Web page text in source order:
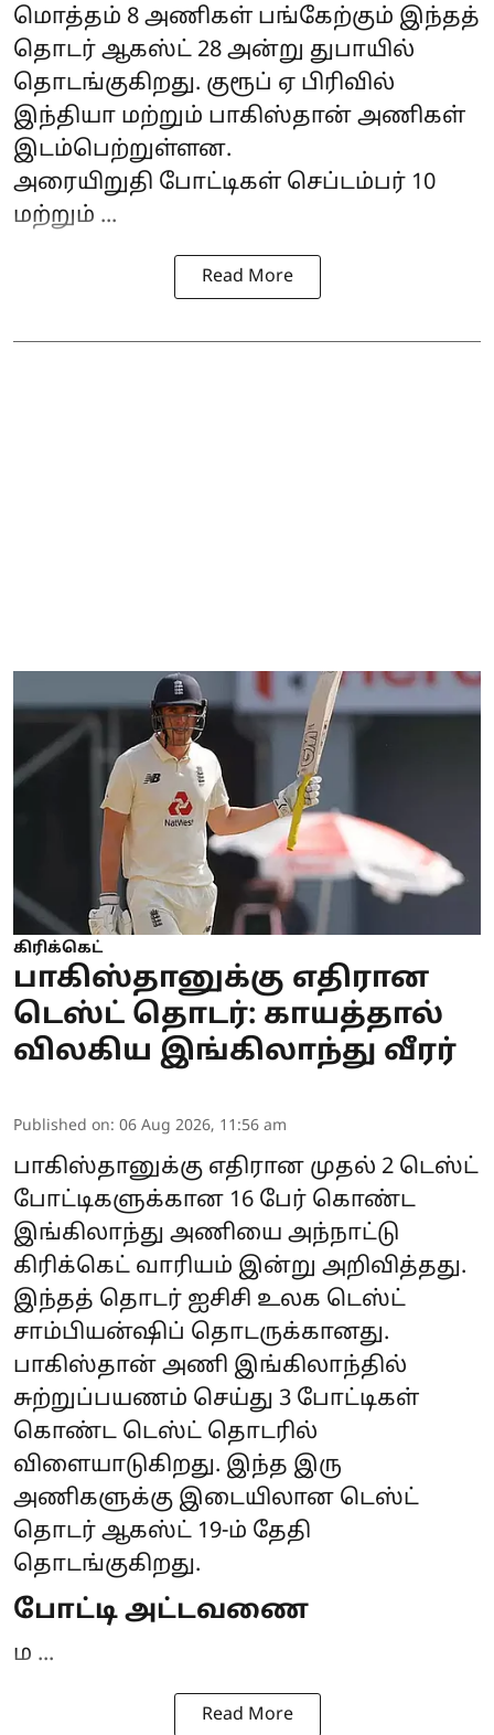
மொத்தம் 8 அணிகள் பங்கேற்கும் இந்தத்
தொடர் ஆகஸ்ட் 28 அன்று துபாயில்
தொடங்குகிறது. குரூப் ஏ பிரிவில்
இந்தியா மற்றும் பாகிஸ்தான் அணிகள்
இடம்பெற்றுள்ளன.
அரையிறுதி போட்டிகள் செப்டம்பர் 10
மற்றும் ...
Read More
கிரிக்கெட்
பாகிஸ்தானுக்கு எதிரான
டெஸ்ட் தொடர்: காயத்தால்
விலகிய இங்கிலாந்து வீரர்
Published on: 06 Aug 2026, 11:56 am
பாகிஸ்தானுக்கு எதிரான முதல் 2 டெஸ்ட்
போட்டிகளுக்கான 16 பேர் கொண்ட
இங்கிலாந்து அணியை அந்நாட்டு
கிரிக்கெட் வாரியம் இன்று அறிவித்தது.
இந்தத் தொடர் ஐசிசி உலக டெஸ்ட்
சாம்பியன்ஷிப் தொடருக்கானது.
பாகிஸ்தான் அணி இங்கிலாந்தில்
சுற்றுப்பயணம் செய்து 3 போட்டிகள்
கொண்ட டெஸ்ட் தொடரில்
விளையாடுகிறது. இந்த இரு
அணிகளுக்கு இடையிலான டெஸ்ட்
தொடர் ஆகஸ்ட் 19-ம் தேதி
தொடங்குகிறது.
போட்டி அட்டவணை
ம ...
Read More